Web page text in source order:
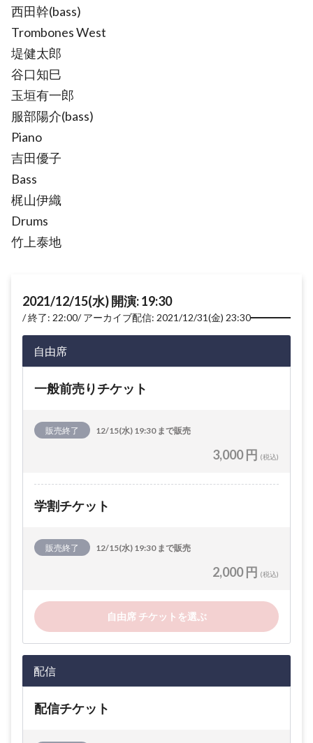
西田幹(bass)
Trombones West
堤健太郎
谷口知巳
玉垣有一郎
服部陽介(bass)
Piano
吉田優子
Bass
梶山伊織
Drums
竹上泰地
2021/12/15(水) 開演: 19:30
終了: 22:00 アーカイブ配信: 2021/12/31(金) 23:30
自由席
一般前売りチケット
販売終了 12/15(水) 19:30 まで販売
3,000 円 (税込)
学割チケット
販売終了 12/15(水) 19:30 まで販売
2,000 円 (税込)
自由席 チケットを選ぶ
配信
配信チケット